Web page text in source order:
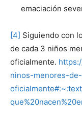
emaciación
[4] Siguiendo con
de cada 3 niños
oficialmente.
ninos-menores-